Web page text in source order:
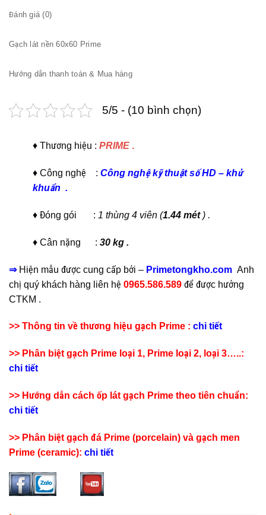
Đánh giá (0)
Gạch lát nền 60x60 Prime
Hướng dẫn thanh toán & Mua hàng
5/5 - (10 bình chọn)
♦ Thương hiệu : PRIME .
♦ Công nghệ : Công nghệ kỹ thuật số HD – khử
khuẩn .
♦ Đóng gói : 1 thùng 4 viên (1.44 mét) .
♦ Cân nặng : 30 kg .
⇒ Hiện mẫu được cung cấp bởi – Primetongkho.com Anh
chị quý khách hàng liên hệ 0965.586.589 để được hưởng
CTKM .
>> Thông tin về thương hiệu gạch Prime : chi tiết
>> Phân biệt gạch Prime loại 1, Prime loại 2, loại 3…..:
chi tiết
>> Hướng dẫn cách ốp lát gạch Prime theo tiên chuẩn:
chi tiết
>> Phân biệt gạch đá Prime (porcelain) và gạch men
Prime (ceramic): chi tiết